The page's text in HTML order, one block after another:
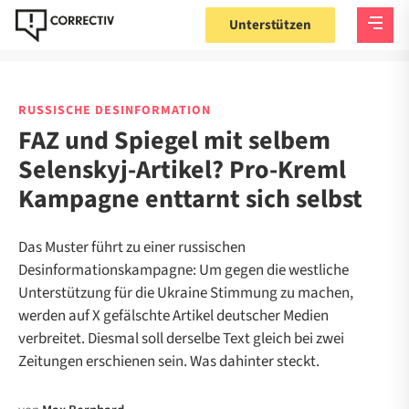
Unterstützen
RUSSISCHE DESINFORMATION
FAZ und Spiegel mit selbem
Selenskyj-Artikel? Pro-Kreml
Kampagne enttarnt sich selbst
Das Muster führt zu einer russischen
Desinformationskampagne: Um gegen die westliche
Unterstützung für die Ukraine Stimmung zu machen,
werden auf X gefälschte Artikel deutscher Medien
verbreitet. Diesmal soll derselbe Text gleich bei zwei
Zeitungen erschienen sein. Was dahinter steckt.